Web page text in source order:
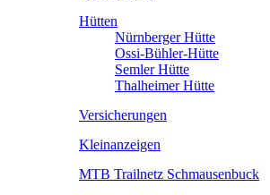
Hütten
Nürnberger Hütte
Ossi-Bühler-Hütte
Semler Hütte
Thalheimer Hütte
Versicherungen
Kleinanzeigen
MTB Trailnetz Schmausenbuck